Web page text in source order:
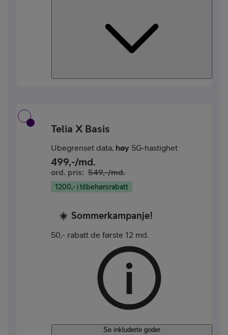
Telia X Basis
Ubegrenset data, høy 5G-hastighet
499,-/md.
ord. pris: 549,-/md.
1200,- i tilbehørsrabatt
☀️ Sommerkampanje!
50,- rabatt de første 12 md.
Se inkluderte goder